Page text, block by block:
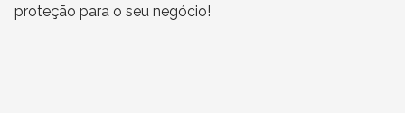
proteção para o seu negócio!